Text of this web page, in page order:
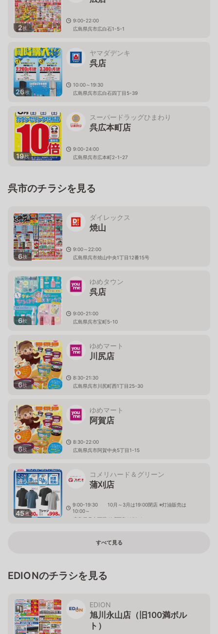
2枚
9:00-22:00
広島県呉市広白石1-5-1
26枚
ヤマダデンキ
呉店
10:00～19:30
広島県呉市広白石四丁目5-39
19枚
スーパードラッグひまわり
呉広本町店
9:00-24:00
広島県呉市広本町2-1-27
呉市のチラシを見る
6枚
ダイレックス
焼山
9:00～22:00
広島県呉市焼山中央1丁目12番15号
6枚
ゆめタウン
呉店
9:00-21:00
広島県呉市宝町5-10
6枚
ゆめマート
川尻店
8:30-21:30
広島県呉市川尻町西1丁目25-30
6枚
ゆめマート
阿賀店
8:30-22:00
広島県呉市阿賀中央5丁目1-15
45枚
コメリハード＆グリーン
蒲刈店
9:00-19:30 10月～3月は19:00閉店 ※灯油販売は
10:00～
広島県呉市下蒲刈町下島1658-1
すべて見る
EDIONのチラシを見る
EDION
旭川永山店（旧100満ボル
ト）